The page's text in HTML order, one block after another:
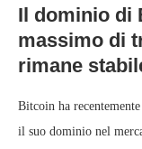
Il dominio di
massimo di
rimane
Bitcoin ha
il suo dominio nel